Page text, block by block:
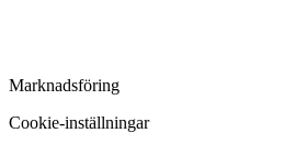
Marknadsföring
Cookie-inställningar